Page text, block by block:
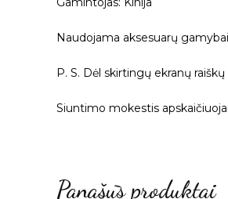
Naudojama aksesuarų
P. S. Dėl skirtingų ekranų
Siuntimo mokestis
Panašūs produktai